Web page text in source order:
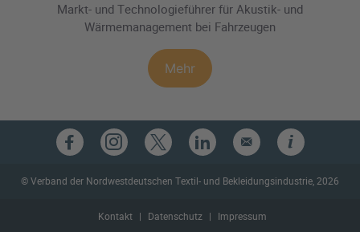
Markt- und Technologieführer für Akustik- und
Wärmemanagement bei Fahrzeugen
Mehr
© Verband der Nordwestdeutschen Textil- und Bekleidungsindustrie, 2026
Kontakt Datenschutz Impressum